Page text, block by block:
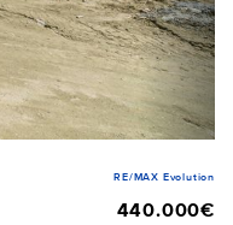
RE/MAX Evolution
440.000€